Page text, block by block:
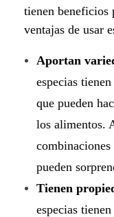
tienen beneficios
ventajas de usar
Aportan
especias
que pueden
los alimentos.
combinaciones
pueden
Tienen
especias